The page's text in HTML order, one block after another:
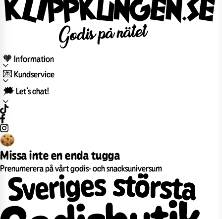
🧡 Information
💌 Kundservice
🗯️ Let’s chat!
Missa inte en enda tugga
Prenumerera på vårt godis- och snacksuniversum